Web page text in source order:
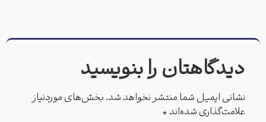
دیدگاهتان را بنویسید
نشانی ایمیل شما منتشر نخواهد شد.بخش‌های موردنیاز
علامت‌گذاری شده‌اند*